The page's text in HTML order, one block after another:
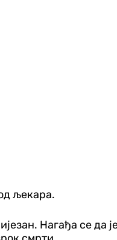
љекара.
Нагађа се да